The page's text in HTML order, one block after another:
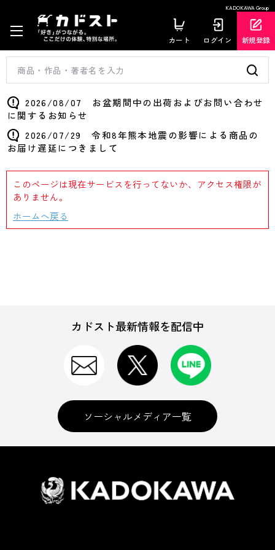
KADOKAWA Group
カート ログイン 新規登録
2026/08/07 お盆期間中の出荷およびお問い合わせ
に関するお知らせ
2026/07/29 令和8年熊本地震の影響による商品の
お届け遅延につきまして
このページは現在サービスを行ってないか、アクセス権限が
ありません。
ホームへ戻る
カドスト最新情報を配信中
ソーシャルメディア一覧